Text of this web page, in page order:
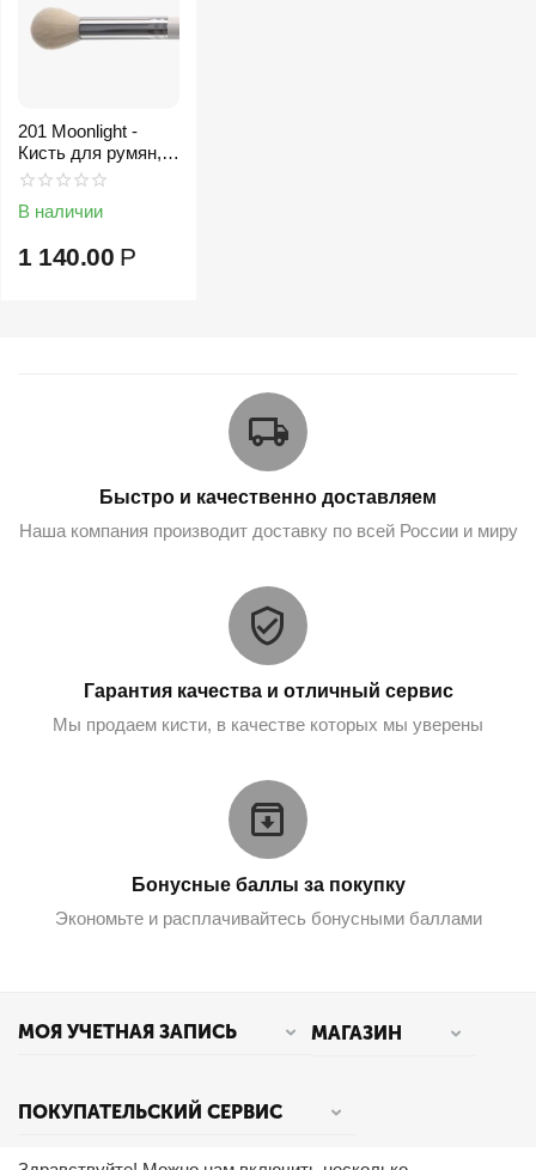
201 Moonlight -
Кисть для румян,
коррекции
В наличии
1 140.00 Р
Быстро и качественно доставляем
Наша компания производит доставку по всей России и миру
Гарантия качества и отличный сервис
Мы продаем кисти, в качестве которых мы уверены
Бонусные баллы за покупку
Экономьте и расплачивайтесь бонусными баллами
МОЯ УЧЕТНАЯ ЗАПИСЬ МАГАЗИН
ПОКУПАТЕЛЬСКИЙ СЕРВИС